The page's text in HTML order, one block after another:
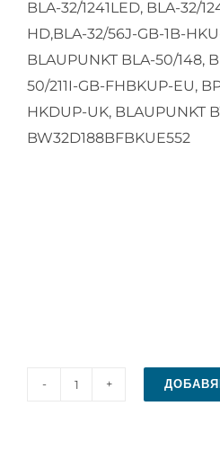
BLA-32/1241LED, BLA-32/
HD,BLA-32/56J-GB-1B-
BLAUPUNKT BLA-50/148,
50/211I-GB-FHBKUP-EU,
HKDUP-UK, BLAUPUNKT
BW32D188BFBKUE552
количество